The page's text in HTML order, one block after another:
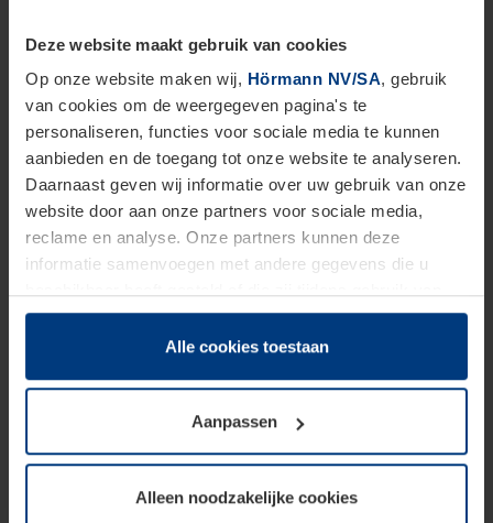
Deze website maakt gebruik van cookies
Op onze website maken wij, Hörmann NV/SA, gebruik
van cookies om de weergegeven pagina's te
personaliseren, functies voor sociale media te kunnen
aanbieden en de toegang tot onze website te analyseren.
Daarnaast geven wij informatie over uw gebruik van onze
website door aan onze partners voor sociale media,
reclame en analyse. Onze partners kunnen deze
informatie samenvoegen met andere gegevens die u
hun diensten hebben verzameld.
Juridisch hebben wij het recht om cookies op uw
van deze pagina's absoluut vereist is. Voor alle andere
soorten cookies is uw toestemming benodigd. Uw
toestemming kunt u op elk moment bij de uitleg van de
wijzigen of herroepen.
Alle cookies toestaan
Aanpassen
Alleen noodzakelijke cookies